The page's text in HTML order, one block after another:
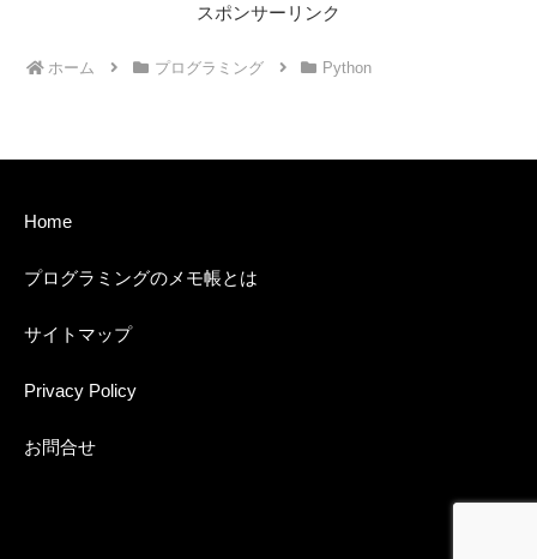
スポンサーリンク
ホーム プログラミング Python
Home
プログラミングのメモ帳とは
サイトマップ
Privacy Policy
お問合せ